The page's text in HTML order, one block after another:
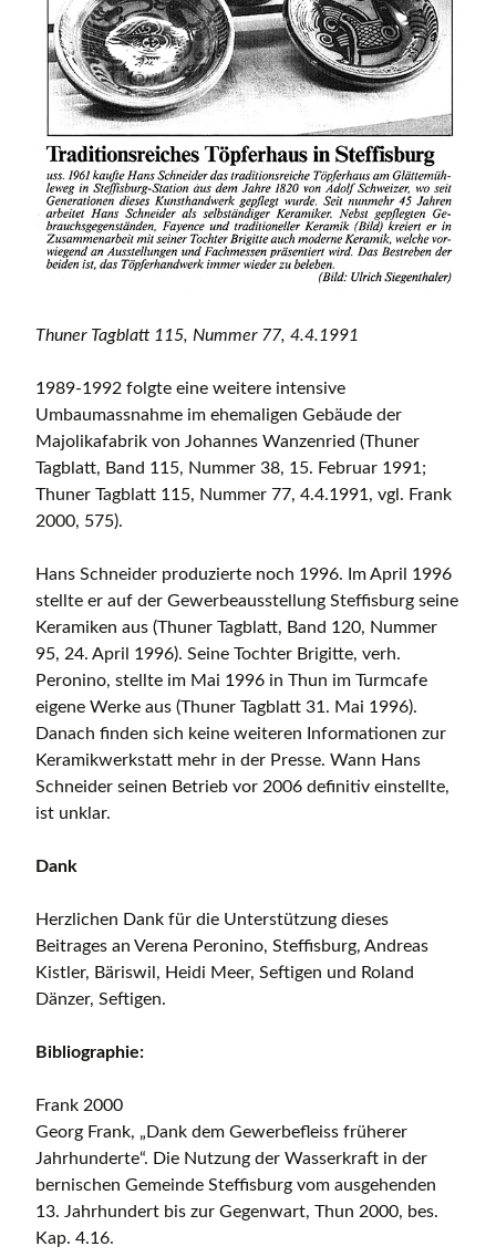
Thuner Tagblatt 115, Nummer 77, 4.4.1991
1989-1992 folgte eine weitere intensive
Umbaumassnahme im ehemaligen Gebäude der
Majolikafabrik von Johannes Wanzenried (Thuner
Tagblatt, Band 115, Nummer 38, 15. Februar 1991;
Thuner Tagblatt 115, Nummer 77, 4.4.1991, vgl. Frank
2000, 575).
Hans Schneider produzierte noch 1996. Im April 1996
stellte er auf der Gewerbeausstellung Steffisburg seine
Keramiken aus (Thuner Tagblatt, Band 120, Nummer
95, 24. April 1996). Seine Tochter Brigitte, verh.
Peronino, stellte im Mai 1996 in Thun im Turmcafe
eigene Werke aus (Thuner Tagblatt 31. Mai 1996).
Danach finden sich keine weiteren Informationen zur
Keramikwerkstatt mehr in der Presse. Wann Hans
Schneider seinen Betrieb vor 2006 definitiv einstellte,
ist unklar.
Dank
Herzlichen Dank für die Unterstützung dieses
Beitrages an Verena Peronino, Steffisburg, Andreas
Kistler, Bäriswil, Heidi Meer, Seftigen und Roland
Dänzer, Seftigen.
Bibliographie:
Frank 2000
Georg Frank, „Dank dem Gewerbefleiss früherer
Jahrhunderte“. Die Nutzung der Wasserkraft in der
bernischen Gemeinde Steffisburg vom ausgehenden
13. Jahrhundert bis zur Gegenwart, Thun 2000, bes.
Kap. 4.16.